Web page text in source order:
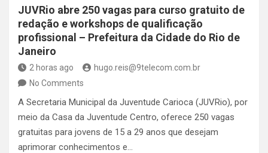
JUVRio abre 250 vagas para curso gratuito de
redação e workshops de qualificação
profissional – Prefeitura da Cidade do Rio de
Janeiro
2 horas ago
hugo.reis@9telecom.com.br
No Comments
A Secretaria Municipal da Juventude Carioca (JUVRio), por
meio da Casa da Juventude Centro, oferece 250 vagas
gratuitas para jovens de 15 a 29 anos que desejam
aprimorar conhecimentos e…